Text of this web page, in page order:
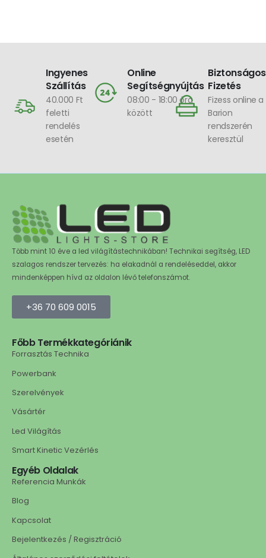
Ingyenes
Szállítás
40.000 Ft
feletti
rendelés
esetén
Online
Segítségnyújtás
08:00 - 18:00 óra
között
Biztonságos
Fizetés
Fizess online a
Barion
rendszerén
keresztül
Több mint 10 éve a led világítástechnikában! Technikai segítség, LED
szalagos rendszer tervezés: ha elakadnál a rendeléseddel, akkor
mindenképpen hívd az oldalon lévő telefonszámot.
+36 70 609 0015
Főbb Termékkategóriánik
Forrasztás Technika
Powerbank
Szerelvények
Vásártér
Led Világítás
Smart Kinetic Vezérlés
Egyéb Oldalak
Referencia Munkák
Blog
Kapcsolat
Bejelentkezés / Regisztráció